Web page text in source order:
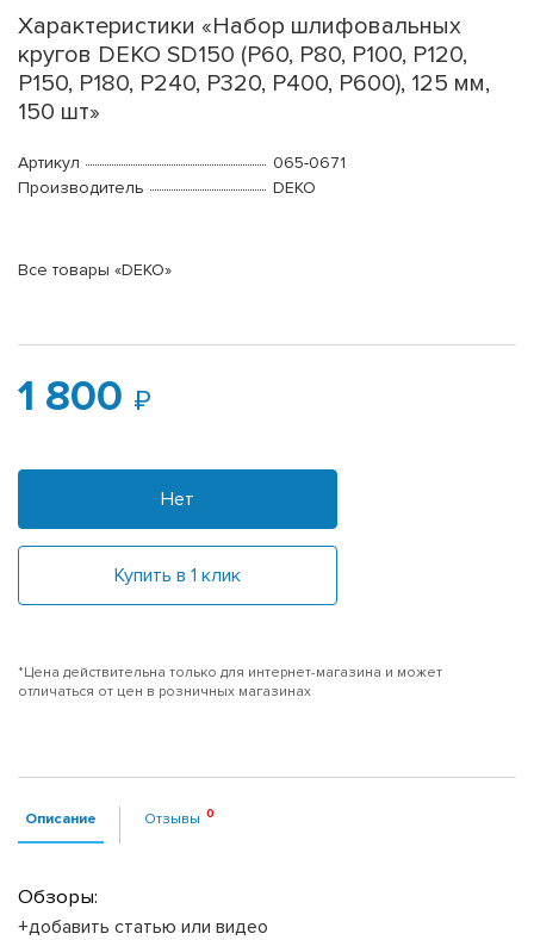
Характеристики «Набор шлифовальных
кругов DEKO SD150 (P60, P80, P100, P120,
P150, P180, P240, P320, P400, P600), 125 мм,
150 шт»
Артикул
065-0671
Производитель
DEKO
Все товары «DEKO»
1 800
Нет
Купить в 1 клик
*Цена действительна только для интернет-магазина и может
отличаться от цен в розничных магазинах
Описание Отзывы
Обзоры:
+добавить статью или видео